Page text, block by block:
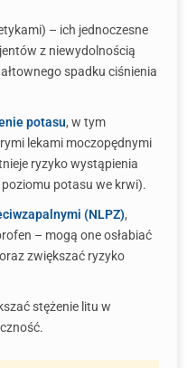
– ich jednoczesne
z niewydolnością
spadku ciśnienia
potasu, w tym
lekami moczopędnymi
ryzyko wystąpienia
potasu we krwi).
(NLPZ),
– mogą one osłabiać
zwiększać ryzyko
stężenie litu w